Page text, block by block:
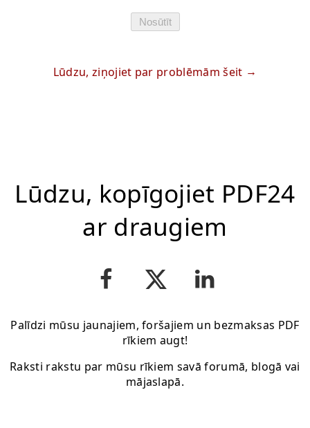
Nosūtīt
Lūdzu, ziņojiet par problēmām šeit
Lūdzu, kopīgojiet PDF24
ar draugiem
Palīdzi mūsu jaunajiem, foršajiem un bezmaksas PDF
rīkiem augt!
Raksti rakstu par mūsu rīkiem savā forumā, blogā vai
mājaslapā.